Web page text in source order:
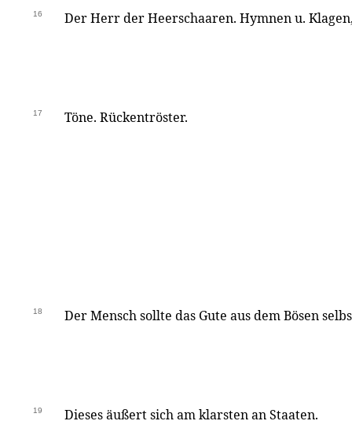
16 Der Herr der Heerschaaren. Hymnen u.
17 Töne. Rückentröster.
18 Der Mensch sollte das Gute aus dem Bösen
19 Dieses äußert sich am klarsten an Staaten.